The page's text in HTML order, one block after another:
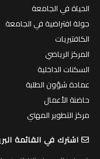
الحياة في الجامعة
جولة افتراضية في الجامعة
الكافتيريات
المركز الرياضي
السكنات الداخلية
عمادة شؤون الطلبة
حاضنة الأعمال
مركز التطوير المهني
اشترك في القائمة